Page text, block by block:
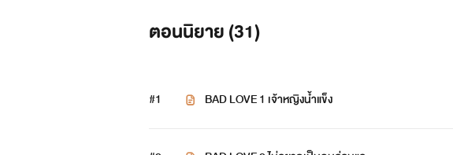
ตอนนิยาย (31)
#1 BAD LOVE 1 เจ้าหญิงน้ำแข็ง